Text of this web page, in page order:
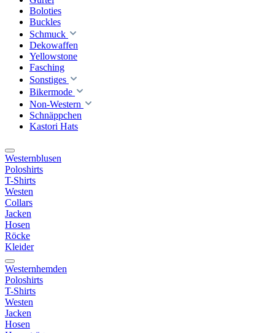
Boloties
Buckles
Schmuck
Dekowaffen
Yellowstone
Fasching
Sonstiges
Bikermode
Non-Western
Schnäppchen
Kastori Hats
Westernblusen
Poloshirts
T-Shirts
Westen
Collars
Jacken
Hosen
Röcke
Kleider
Westernhemden
Poloshirts
T-Shirts
Westen
Jacken
Hosen